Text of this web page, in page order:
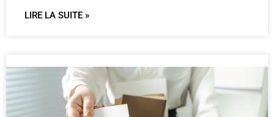
LIRE LA SUITE »